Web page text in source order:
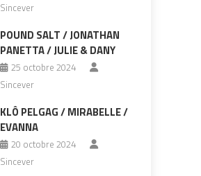
Sincever
POUND SALT / JONATHAN
PANETTA / JULIE & DANY
25 octobre 2024
Sincever
KLÔ PELGAG / MIRABELLE /
EVANNA
20 octobre 2024
Sincever